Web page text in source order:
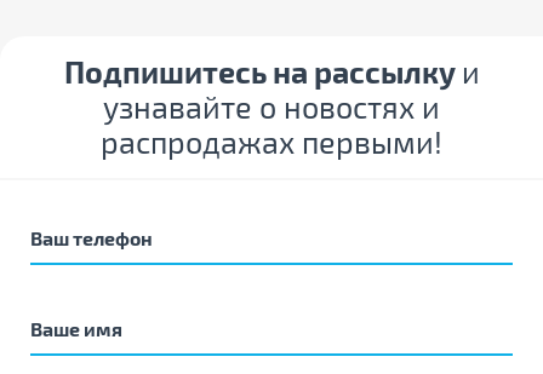
Подпишитесь на рассылку и
узнавайте о новостях и
распродажах первыми!